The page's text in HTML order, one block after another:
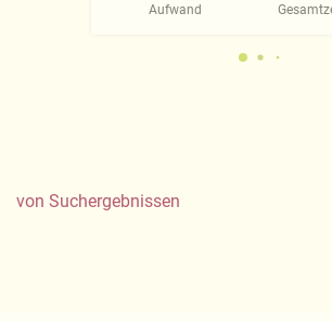
Aufwand
von Suchergebnissen